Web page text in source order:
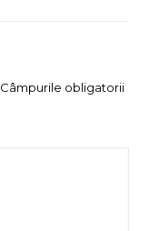
Câmpurile obligatorii